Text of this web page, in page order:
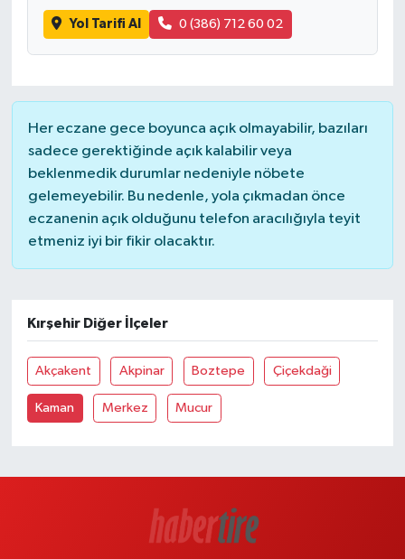
Yol Tarifi Al 0 (386) 712 60 02
Her eczane gece boyunca açık olmayabilir, bazıları
sadece gerektiğinde açık kalabilir veya
beklenmedik durumlar nedeniyle nöbete
gelemeyebilir. Bu nedenle, yola çıkmadan önce
eczanenin açık olduğunu telefon aracılığıyla teyit
etmeniz iyi bir fikir olacaktır.
Kırşehir Diğer İlçeler
Akçakent Akpinar Boztepe Çiçekdaği
Kaman Merkez Mucur